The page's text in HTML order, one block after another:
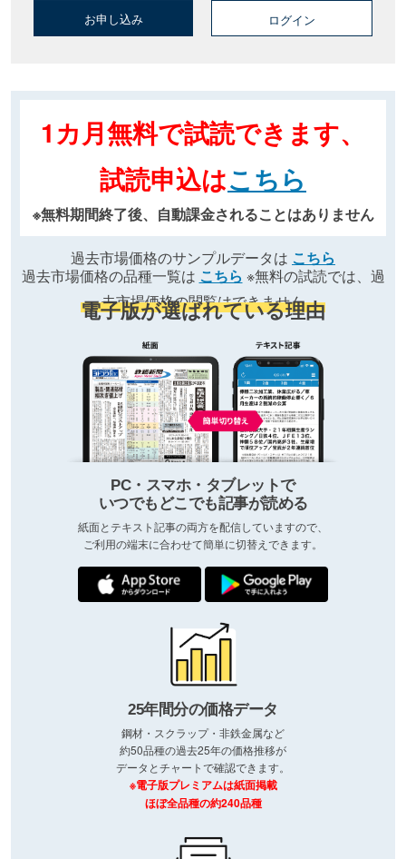
お申し込み ログイン
1カ月無料で試読できます、
試読申込はこちら
※無料期間終了後、自動課金されることはありません
過去市場価格のサンプルデータは こちら
過去市場価格の品種一覧は こちら ※無料の試読では、過
去市場価格の閲覧はできません
電子版が選ばれている理由
PC・スマホ・タブレットで
いつでもどこでも記事が読める
紙面とテキスト記事の両方を配信していますので、
ご利用の端末に合わせて簡単に切替えできます。
25年間分の価格データ
鋼材・スクラップ・非鉄金属など
約50品種の過去25年の価格推移が
データとチャートで確認できます。
※電子版プレミアムは紙面掲載
ほぼ全品種の約240品種